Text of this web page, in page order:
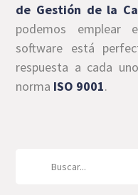
de Gestión de la
podemos emplear
software está
respuesta a cada
norma ISO 9001.